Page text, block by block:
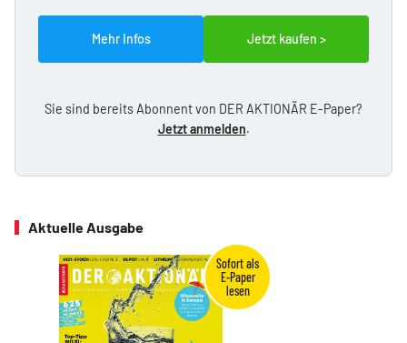
Mehr Infos Jetzt kaufen >
Sie sind bereits Abonnent von DER AKTIONÄR E-Paper?
Jetzt anmelden.
Aktuelle Ausgabe